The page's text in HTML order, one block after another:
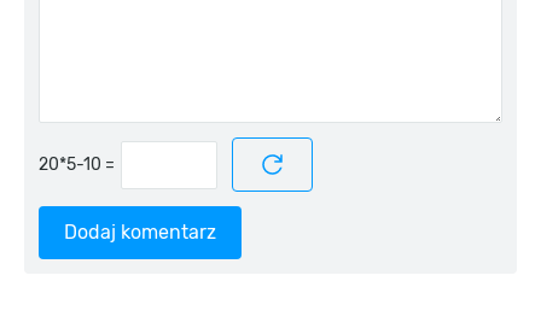
=
Dodaj komentarz